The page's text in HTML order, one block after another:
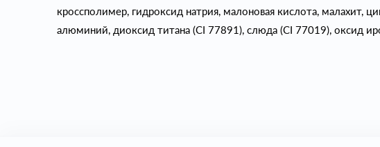
кроссполимер, гидроксид натрия, малоновая кислота, малахит,
алюминий, диоксид титана (CI 77891), слюда (CI 77019), оксид